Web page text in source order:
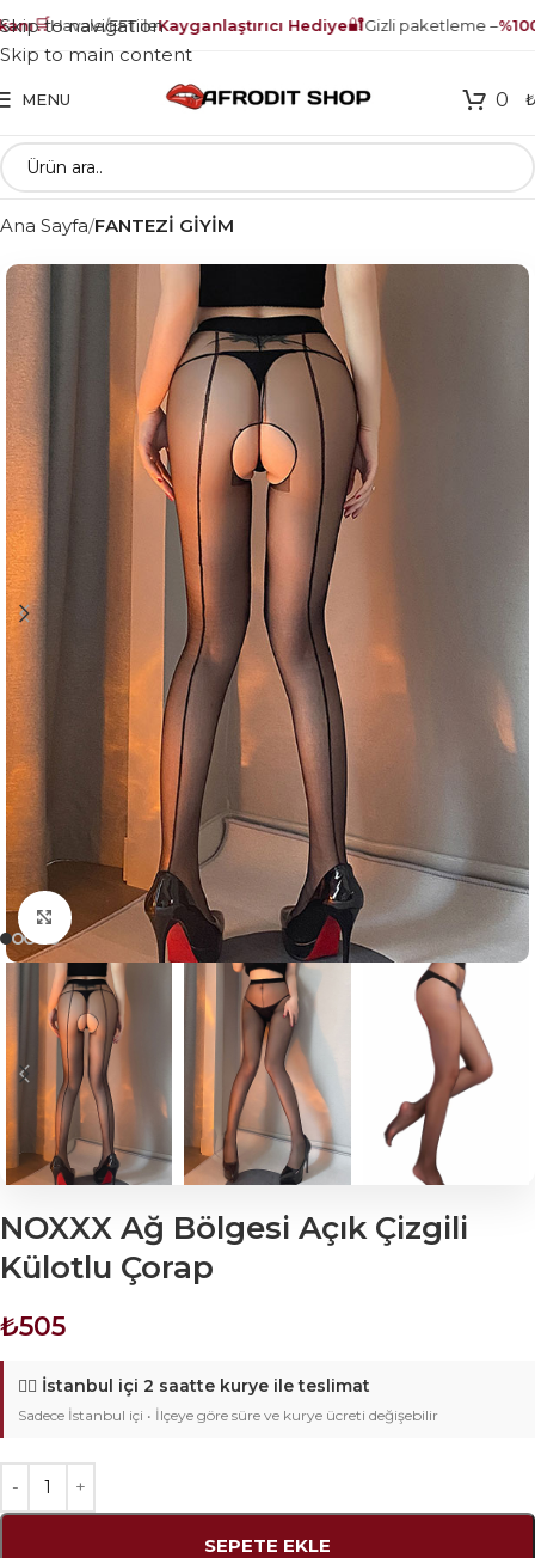
🛒Havale/EFT ileKayganlaştırıcı Hediye🔐Gizli paketleme –%100
Skip to navigation
Skip to main content
MENU 0 ₺
Ana Sayfa FANTEZİ GİYİM
Click to enlarge
NOXXX Ağ Bölgesi Açık Çizgili
Külotlu Çorap
₺505
🚴‍♂️ İstanbul içi 2 saatte kurye ile teslimat
Sadece İstanbul içi • İlçeye göre süre ve kurye ücreti değişebilir
SEPETE EKLE